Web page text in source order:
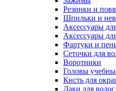
Резинки и
Шпильки и
Аксессуары
Аксессуары
Фартуки и
Сеточки для
Воротники
Головы
Кисть для
Лаки для волос